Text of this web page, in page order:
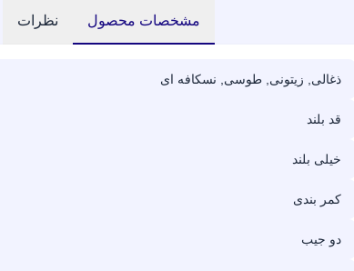
مشخصات محصول نظرات
ذغالی, زیتونی, طوسی, نسکافه ای
قد بلند
خیلی بلند
کمر بندی
دو جیب